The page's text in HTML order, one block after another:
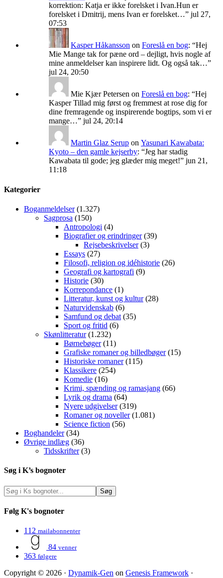
korrektion: Katja er ikke forelsket i Ivan.Hun er
forelsket i Dmitrij, mens Ivan er forelsket…” jul 27,
07:53
Kasper Håkansson on Foreslå en bog: “Hej
Mie Mange tak for pæne ord – dejligt, hvis nogle af
mine anmeldelser kan inspirere lidt. Og også tak…”
jul 24, 20:50
Mie Kjær Petersen on Foreslå en bog: “Hej
Kasper Tillad mig først og fremmest at rose dig for
dine fremragende og inspirerende bogtips, som vi er
mange…” jul 24, 20:14
Martin Glaz Serup on Yasunari Kawabata:
Kyoto – den gamle kejserby: “Jeg har stadig
Kawabata til gode; jeg glæder mig meget!” jun 21,
11:18
Kategorier
Boganmeldelser(1.327)
Sagprosa (150)
Antropologi (4)
Biografier og erindringer(39)
Rejsebeskrivelser(3)
Essays (27)
Filosofi, religion og idéhistorie (26)
Geografi og kartografi (9)
Historie (30)
Korrepondance (1)
Litteratur, kunst og kultur(28)
Naturvidenskab (6)
Samfund og debat (35)
Sport og fritid (6)
Skønlitteratur(1.232)
Børnebøger(11)
Grafiske romaner og billedbøger(15)
Historiske romaner(115)
Klassikere (254)
Komedie (16)
Krimi, spænding og ramasjang (66)
Lyrik og drama (64)
Nyere udgivelser(319)
Romaner og noveller(1.081)
Science fiction (56)
Boghandeler(34)
Øvrige indlæg (36)
Tidsskrifter(3)
Søg i K’s bognoter
Følg K's bognoter
112 mailabonnenter
84 venner
363 følgere
Copyright © 2026 · Dynamik-Gen on Genesis Framework ·